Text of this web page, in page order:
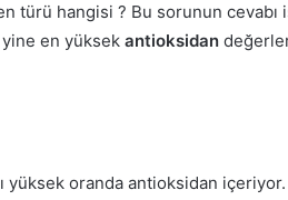
türü hangisi ? Bu sorunun cevabı
yine en yüksek antioksidan
yüksek oranda antioksidan